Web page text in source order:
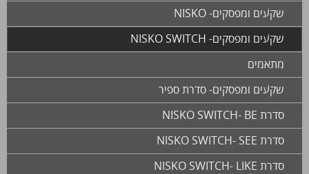
שקעים ומפסקים- NISKO
שקעים ומפסקים- NISKO SWITCH
מתאמים
שקעים ומפסקים- סדרת ספיר
סדרת NISKO SWITCH- BE
סדרת NISKO SWITCH- SEE
סדרת NISKO SWITCH- LIKE